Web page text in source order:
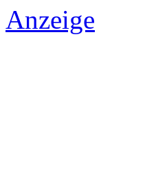
Anzeige